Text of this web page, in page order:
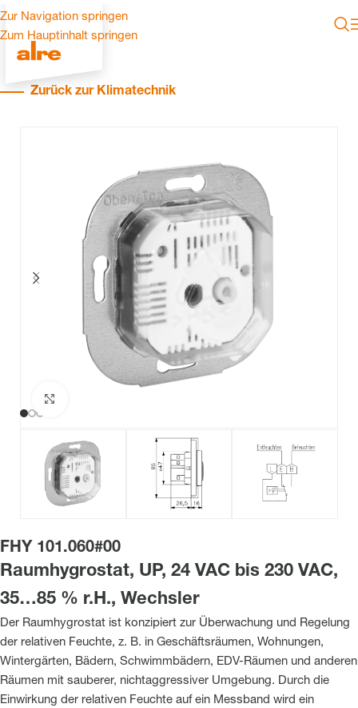
Zur Navigation springen
Zum Hauptinhalt springen
Zurück zur Klimatechnik
FHY 101.060#00
Raumhygrostat, UP, 24 VAC bis 230 VAC,
35…85 % r.H., Wechsler
Der Raumhygrostat ist konzipiert zur Überwachung und Regelung
der relativen Feuchte, z. B. in Geschäftsräumen, Wohnungen,
Wintergärten, Bädern, Schwimmbädern, EDV-Räumen und anderen
Räumen mit sauberer, nichtaggressiver Umgebung. Durch die
Einwirkung der relativen Feuchte auf ein Messband wird ein